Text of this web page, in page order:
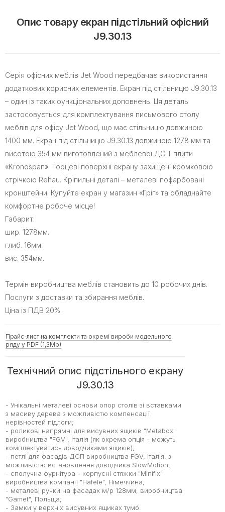
Опис товару екран підстільний офісний
J9.30.13
Серія офісних меблів Jet Wood передбачає використання
додаткових корисних елементів. Екран під стільницю J9.30.13
– один із таких функціональних доповнень. Ця деталь
застосовується для комплектування письмового столу
меблів для офісу Jet Wood, що має стільницю довжиною
1400 мм. Екран під стільницю J9.30.13 довжиною 1278 мм та
висотою 354 мм виготовлений з меблевої ДСП-плити
«Kronospan». Торцеві поверхні екрану захищені кромковою
стрічкою Rehau. Кріпильні деталі – металеві пофарбовані
кронштейни. Купуйте екран у магазин «Гріг» та обладнайте
комфортне робоче місце!
Габарит:
шир. 1278мм.
глиб. 16мм.
вис. 354мм.
Термін виробництва меблів становить до 10 робочих днів.
Послуги з доставки та збирання меблів.
Ціна із ПДВ 20%.
Прайс-лист на комплекти та окремі вироби модельного
ряду у PDF (1,3Mb)
Технічний опис підстільного екрану
J9.30.13
- Унікальні металеві основи опор столів зі вставками
з масиву дерева з можливістю компенсації
нерівностей підлоги;
- роликові напрямні для висувних ящиків "Metabox"
виробництва "FGV", Італія (як окрема опція - можуть
комплектуватись доводчиками ящиків);
- петлі для фасадів ДСП виробництва FGV, Італія, з
можливістю встановлення доводчика SlowMotion;
- сполучна фурнітура - корпусні стяжки "Minifix"
виробництва компанії "Hafele", Німеччина;
- металеві ручки на фасадах м/р 128мм, виробництва
"Gamet", Польща;
- Замки у верхніх висувних ящиках тумб.